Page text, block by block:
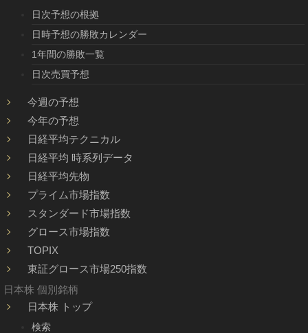
日次予想の根拠
日時予想の勝敗カレンダー
1年間の勝敗一覧
日次売買予想
今週の予想
今年の予想
日経平均テクニカル
日経平均 時系列データ
日経平均先物
プライム市場指数
スタンダード市場指数
グロース市場指数
TOPIX
東証グロース市場250指数
日本株 個別銘柄
日本株 トップ
検索